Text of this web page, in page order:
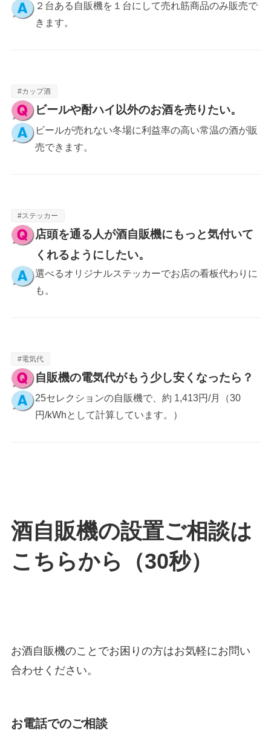
２台ある自販機を１台にして売れ筋商品のみ販売で
きます。
#カップ酒
ビールや酎ハイ以外のお酒を売りたい。
ビールが売れない冬場に利益率の高い常温の酒が販
売できます。
#ステッカー
店頭を通る人が酒自販機にもっと気付いて
くれるようにしたい。
選べるオリジナルステッカーでお店の看板代わりに
も。
#電気代
自販機の電気代がもう少し安くなったら？
25セレクションの自販機で、約 1,413円/月（30
円/kWhとして計算しています。）
酒自販機の設置ご相談は
こちらから（30秒）
お酒自販機のことでお困りの方はお気軽にお問い
合わせください。
お電話でのご相談